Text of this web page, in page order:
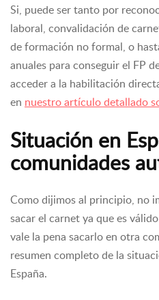
Si, puede ser tanto por
laboral, convalidación de
de formación no formal, o
anuales para conseguir el FP
acceder a la habilitación
en nuestro artículo detallado
Situación en
comunidades
Como dijimos al principio, no
sacar el carnet ya que es
vale la pena sacarlo en otra
resumen completo de la
España.